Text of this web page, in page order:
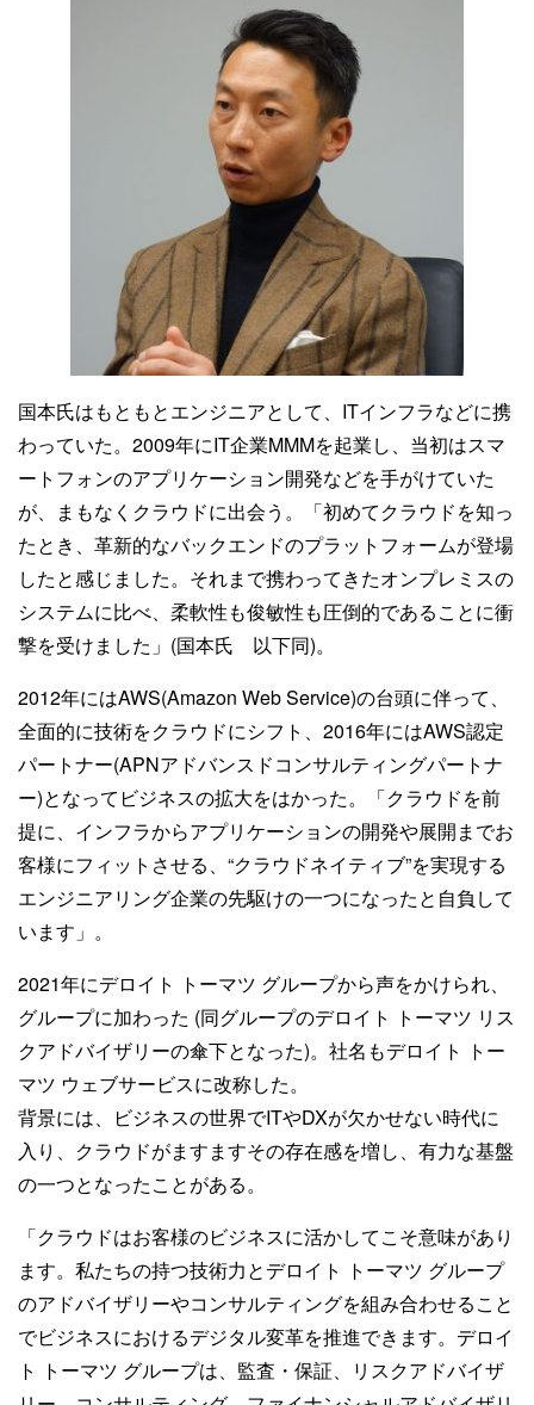
国本氏はもともとエンジニアとして、ITインフラなどに携
わっていた。2009年にIT企業MMMを起業し、当初はスマ
ートフォンのアプリケーション開発などを手がけていた
が、まもなくクラウドに出会う。「初めてクラウドを知っ
たとき、革新的なバックエンドのプラットフォームが登場
したと感じました。それまで携わってきたオンプレミスの
システムに比べ、柔軟性も俊敏性も圧倒的であることに衝
撃を受けました」(国本氏 以下同)。
2012年にはAWS(Amazon Web Service)の台頭に伴って、
全面的に技術をクラウドにシフト、2016年にはAWS認定
パートナー(APNアドバンスドコンサルティングパートナ
ー)となってビジネスの拡大をはかった。「クラウドを前
提に、インフラからアプリケーションの開発や展開までお
客様にフィットさせる、“クラウドネイティブ”を実現する
エンジニアリング企業の先駆けの一つになったと自負して
います」。
2021年にデロイト トーマツ グループから声をかけられ、
グループに加わった (同グループのデロイト トーマツ リス
クアドバイザリーの傘下となった)。社名もデロイト トー
マツ ウェブサービスに改称した。
背景には、ビジネスの世界でITやDXが欠かせない時代に
入り、クラウドがますますその存在感を増し、有力な基盤
の一つとなったことがある。
「クラウドはお客様のビジネスに活かしてこそ意味があり
ます。私たちの持つ技術力とデロイト トーマツ グループ
のアドバイザリーやコンサルティングを組み合わせること
でビジネスにおけるデジタル変革を推進できます。デロイ
ト トーマツ グループは、監査・保証、リスクアドバイザ